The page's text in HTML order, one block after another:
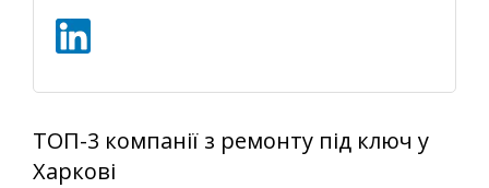
ТОП-3 компанії з ремонту під ключ у
Харкові